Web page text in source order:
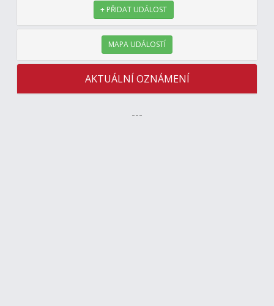
+ PŘIDAT UDÁLOST
MAPA UDÁLOSTÍ
AKTUÁLNÍ OZNÁMENÍ
---